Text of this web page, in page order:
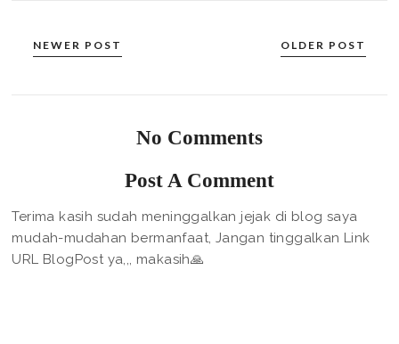
NEWER POST OLDER POST
No Comments
Post A Comment
Terima kasih sudah meninggalkan jejak di blog saya
mudah-mudahan bermanfaat, Jangan tinggalkan Link
URL BlogPost ya,,, makasih🙏